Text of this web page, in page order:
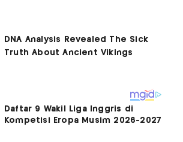
Daftar 9 Wakil Liga Inggris di
Kompetisi Eropa Musim 2026-2027